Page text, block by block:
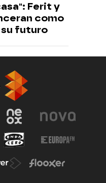
Ferit y
como
su futuro